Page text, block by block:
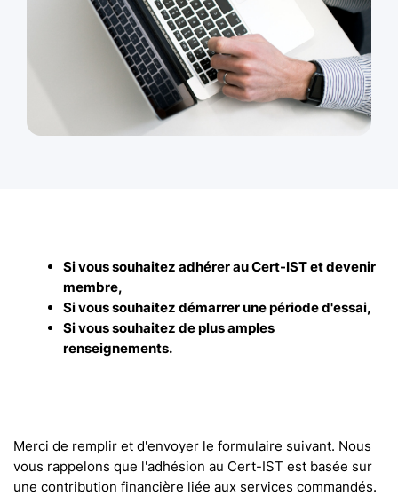
Si vous souhaitez adhérer au Cert-IST et devenir
membre,
Si vous souhaitez démarrer une période d'essai,
Si vous souhaitez de plus amples
renseignements.
Merci de remplir et d'envoyer le formulaire suivant. Nous
vous rappelons que l'adhésion au Cert-IST est basée sur
une contribution financière liée aux services commandés.